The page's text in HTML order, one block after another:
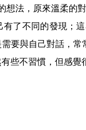
法，原來溫柔的
了不同的發現；
要與自己對話，
些不習慣，但感覺